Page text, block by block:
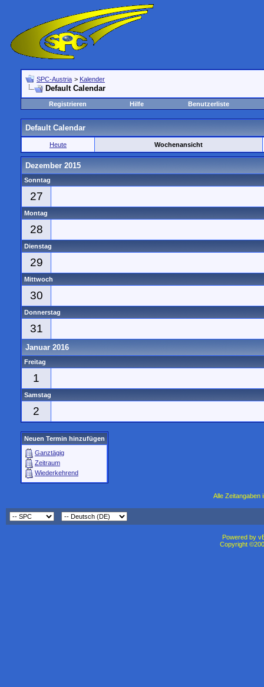
SPC-Austria > Kalender
Default Calendar
Registrieren Hilfe Benutzerliste
Default Calendar
Heute Wochenansicht
Dezember 2015
Sonntag
27
Montag
28
Dienstag
29
Mittwoch
30
Donnerstag
31
Januar 2016
Freitag
1
Samstag
2
Neuen Termin hinzufügen
Ganztägig
Zeitraum
Wiederkehrend
Alle Zeitangaben
Powered by
Copyright